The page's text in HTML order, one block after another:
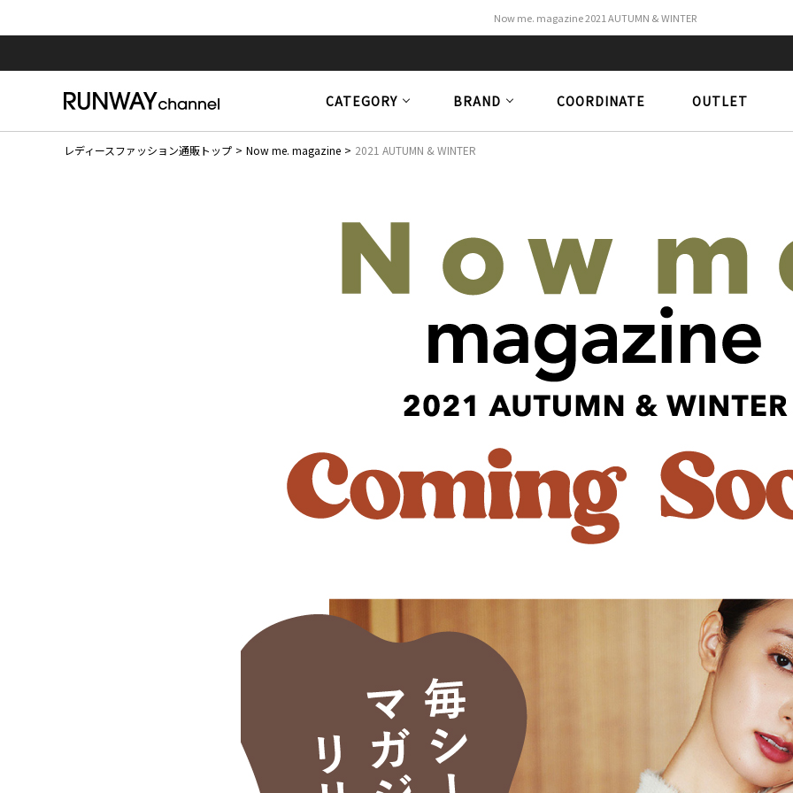
Now me. magazine 2021 AUTUMN & WINTER
CATEGORY BRAND COORDINATE OUTLET
レディースファッション通販トップ Now me. magazine 2021 AUTUMN & WINTER